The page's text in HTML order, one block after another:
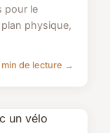
pour le
physique,
min de lecture →